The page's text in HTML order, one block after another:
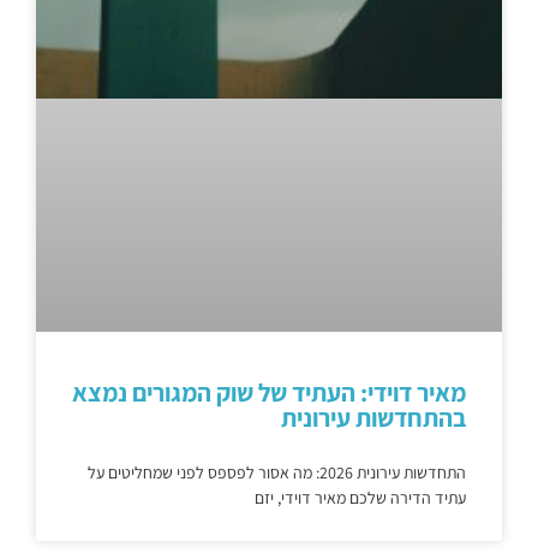
מאיר דוידי: העתיד של שוק המגורים נמצא
בהתחדשות עירונית
התחדשות עירונית 2026: מה אסור לפספס לפני שמחליטים על
עתיד הדירה שלכם מאיר דוידי, יזם